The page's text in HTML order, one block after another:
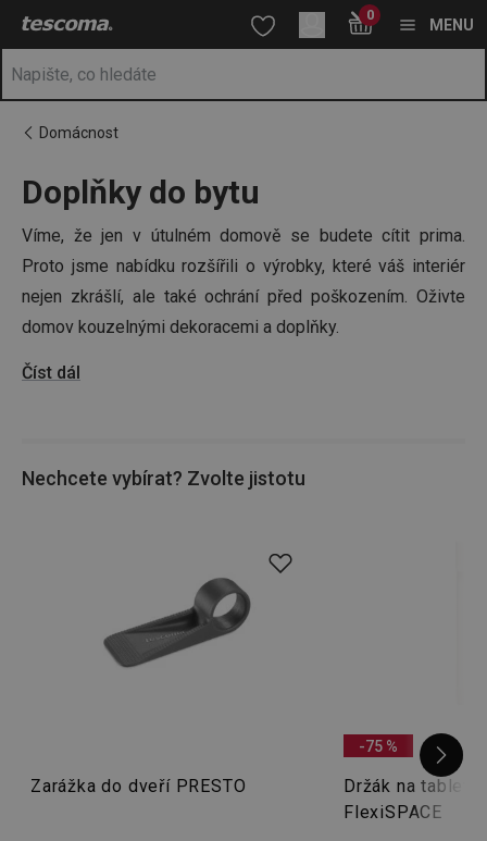
Nacházíte se na stránce Moderní bytové doplňky
Přejít na hlavní obsah
Přejít na vyhledávání
Přejít na navigaci 0
MENU
Domácnost
Doplňky do bytu
Víme, že jen v útulném domově se budete cítit prima.
Proto jsme nabídku rozšířili o výrobky, které váš interiér
nejen zkrášlí, ale také ochrání před poškozením. Oživte
domov kouzelnými dekoracemi a doplňky.
Tip:K příjemné atmosféře přispějí i
Číst dál
Nechcete vybírat? Zvolte jistotu
Zarážka do dveří PRESTO
-75 %
Držák na tablet
FlexiSPACE